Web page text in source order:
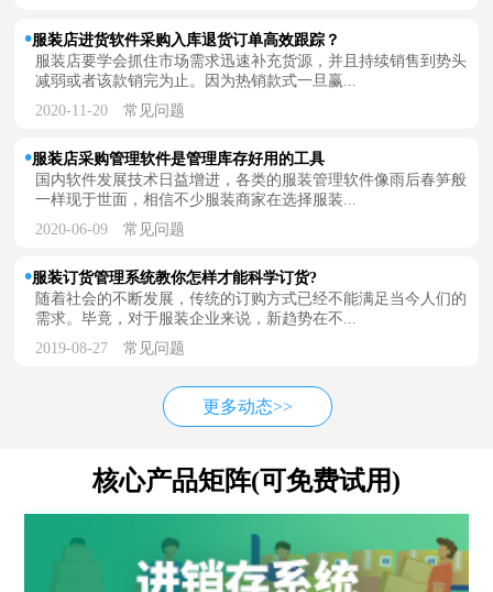
服装店进货软件采购入库退货订单高效跟踪？
服装店要学会抓住市场需求迅速补充货源，并且持续销售到势头
减弱或者该款销完为止。因为热销款式一旦赢...
2020-11-20 常见问题
服装店采购管理软件是管理库存好用的工具
国内软件发展技术日益增进，各类的服装管理软件像雨后春笋般
一样现于世面，相信不少服装商家在选择服装...
2020-06-09 常见问题
服装订货管理系统教你怎样才能科学订货?
随着社会的不断发展，传统的订购方式已经不能满足当今人们的
需求。毕竟，对于服装企业来说，新趋势在不...
2019-08-27 常见问题
更多动态>>
核心产品矩阵(可免费试用)